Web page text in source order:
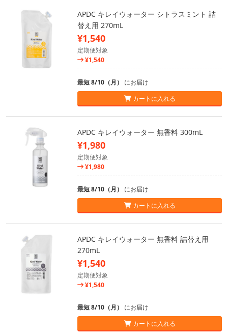
APDC キレイウォーター シトラスミント 詰
替え用 270mL
¥1,540
定期便対象
¥1,540
最短 8/10（月） にお届け
カートに入れる
APDC キレイウォーター 無香料 300mL
¥1,980
定期便対象
¥1,980
最短 8/10（月） にお届け
カートに入れる
APDC キレイウォーター 無香料 詰替え用
270mL
¥1,540
定期便対象
¥1,540
最短 8/10（月） にお届け
カートに入れる